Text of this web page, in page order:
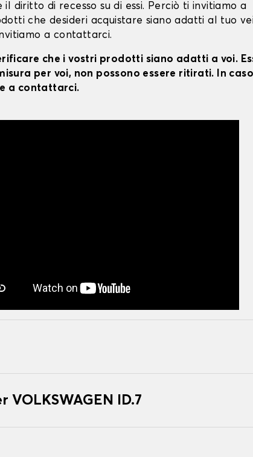
il diritto di recesso su di essi. Perciò ti invitiamo a
che desideri acquistare siano adatti al tuo
a contattarci.
che i vostri prodotti siano adatti a voi.
per voi, non possono essere ritirati. In
a contattarci.
ID.7